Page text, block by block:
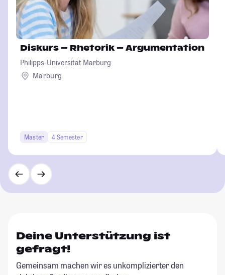
Diskurs – Rhetorik – Argumentation
Philipps-Universität Marburg
Marburg
Master 4 Semester
Deine Unterstützung ist
gefragt!
Gemeinsam machen wir es unkomplizierter den